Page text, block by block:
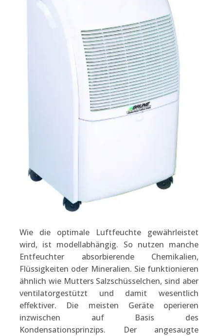
Wie die optimale Luftfeuchte gewährleistet
wird, ist modellabhängig. So nutzen manche
Entfeuchter absorbierende Chemikalien,
Flüssigkeiten oder Mineralien. Sie funktionieren
ähnlich wie Mutters Salzschüsselchen, sind aber
ventilatorgestützt und damit wesentlich
effektiver. Die meisten Geräte operieren
inzwischen auf Basis des
Kondensationsprinzips. Der angesaugte